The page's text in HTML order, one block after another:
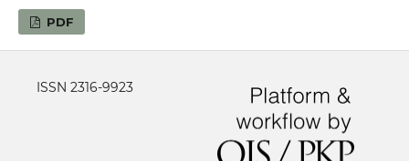
PDF
ISSN 2316-9923